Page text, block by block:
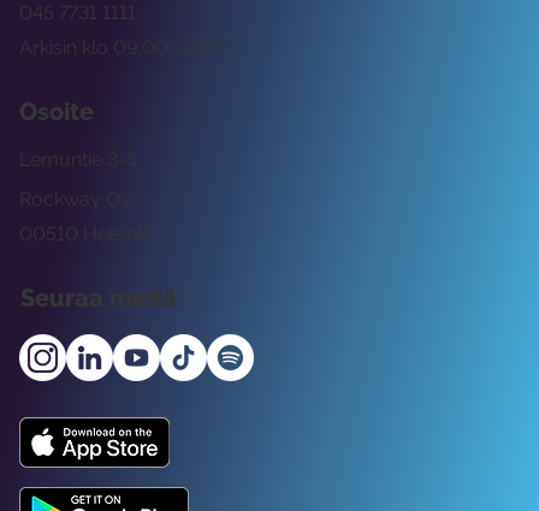
Arkisin klo 09:00 -15:00
045 7731 1111
Osoite
Rockway Oy
Lemuntie 3-5
00510 Helsinki
Seuraa meitä